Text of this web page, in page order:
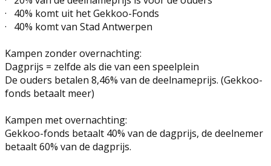
· 40% komt uit het Gekkoo-Fonds
· 40% komt van Stad Antwerpen
Kampen zonder overnachting:
Dagprijs = zelfde als die van een speelplein
De ouders betalen 8,46% van de deelnameprijs. (Gekkoo-
fonds betaalt meer)
Kampen met overnachting:
Gekkoo-fonds betaalt 40% van de dagprijs, de deelnemer
betaalt 60% van de dagprijs.